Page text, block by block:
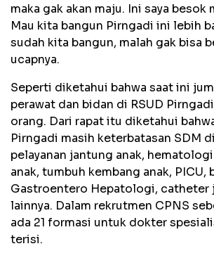
maka gak akan maju. Ini saya besok
Mau kita bangun Pirngadi ini lebih
sudah kita bangun, malah gak bisa
ucapnya.
Seperti diketahui bahwa saat ini
perawat dan bidan di RSUD
orang. Dari rapat itu diketahui
Pirngadi masih keterbatasan SDM
pelayanan jantung anak,
anak, tumbuh kembang anak,
Gastroentero Hepatologi, catheter
lainnya. Dalam rekrutmen CPNS
ada 21 formasi untuk dokter
terisi.